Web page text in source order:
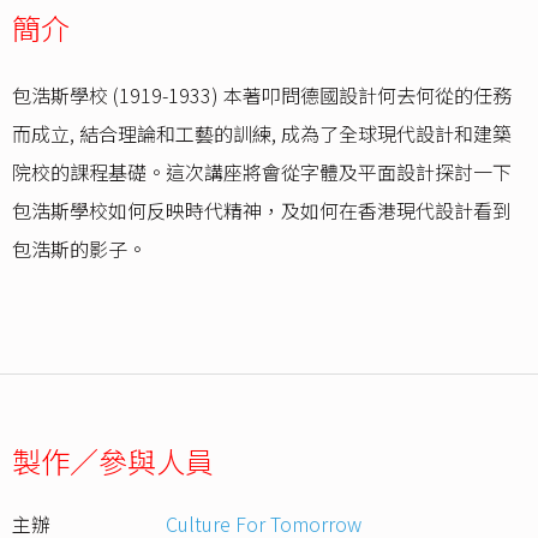
簡介
包浩斯學校 (1919-1933) 本著叩問德國設計何去何從的任務
而成立, 結合理論和工藝的訓練, 成為了全球現代設計和建築
院校的課程基礎。這次講座將會從字體及平面設計探討一下
包浩斯學校如何反映時代精神，及如何在香港現代設計看到
包浩斯的影子。
製作／參與人員
主辦 Culture For Tomorrow